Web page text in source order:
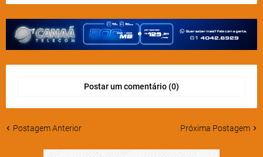
Postar um comentário (0)
Postagem Anterior Próxima Postagem